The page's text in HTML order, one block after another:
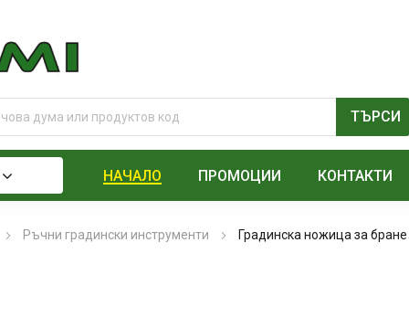
НАЧАЛО ПРОМОЦИИ КОНТАКТИ
Ръчни градински инструменти Градинска ножица за бране